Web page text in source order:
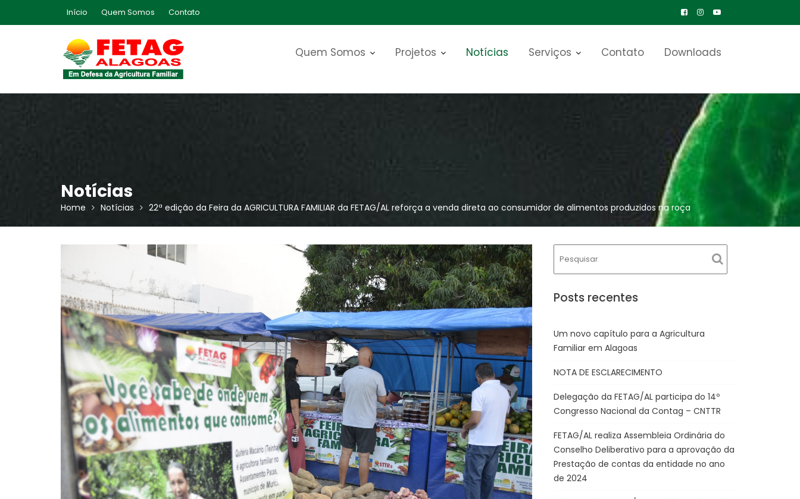
Início Quem Somos Contato
Quem Somos Projetos Notícias Serviços Contato Downloads
Notícias
Home Notícias 22ª edição da Feira da AGRICULTURA FAMILIAR da FETAG/AL reforça a venda direta ao consumidor de alimentos produzidos na roça
Posts recentes
Um novo capítulo para a Agricultura
Familiar em Alagoas
NOTA DE ESCLARECIMENTO
Delegação da FETAG/AL participa do 14º
Congresso Nacional da Contag – CNTTR
FETAG/AL realiza Assembleia Ordinária do
Conselho Deliberativo para a aprovação da
Prestação de contas da entidade no ano
de 2024